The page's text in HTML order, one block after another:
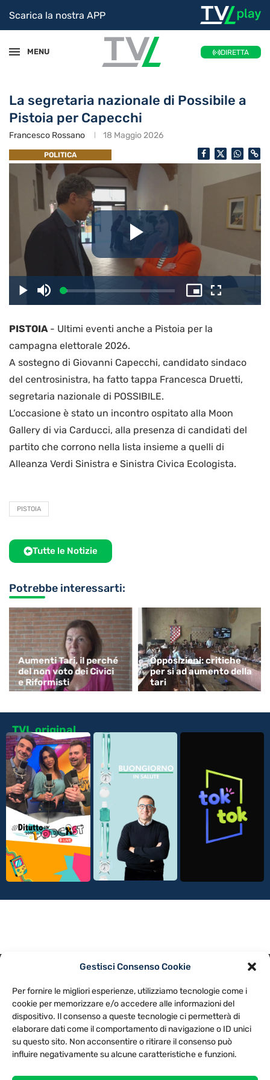
Gestisci Consenso Cookie
Per fornire le migliori esperienze, utilizziamo tecnologie come i
cookie per memorizzare e/o accedere alle informazioni del
dispositivo. Il consenso a queste tecnologie ci permetterà di
elaborare dati come il comportamento di navigazione o ID unici
su questo sito. Non acconsentire o ritirare il consenso può
influire negativamente su alcune caratteristiche e funzioni.
Scarica la nostra APP
MENU DIRETTA
La segretaria nazionale di Possibile a
Pistoia per Capecchi
Francesco Rossano 18 Maggio 2026
POLITICA
il
video
PlayDisattiva
l’audio
Caricato:
3.90%
Picture-
in-
Schermo
intero
PISTOIA- Ultimi eventi anche a Pistoia per la
campagna elettorale 2026.
A sostegno di Giovanni Capecchi, candidato sindaco
del centrosinistra, ha fatto tappa Francesca Druetti,
segretaria nazionale di POSSIBILE.
L’occasione è stato un incontro ospitato alla Moon
Gallery di via Carducci, alla presenza di candidati del
partito che corrono nella lista insieme a quelli di
Alleanza Verdi Sinistra e Sinistra Civica Ecologista.
PISTOIA
Tutte le Notizie
Potrebbe interessarti:
Aumenti Tari, il perché
del non voto dei Civici
e Riformisti
Opposizioni: critiche
per si ad aumento della
tari
TVL original
NOTE LEGALI
CONTATTACI PREFERENZE
TV LIBERA S.P.A.
Via Monteleonese 95/21 – 51100 Pistoia (PT)
Tel. 0573.9136 / Fax 0573.913615